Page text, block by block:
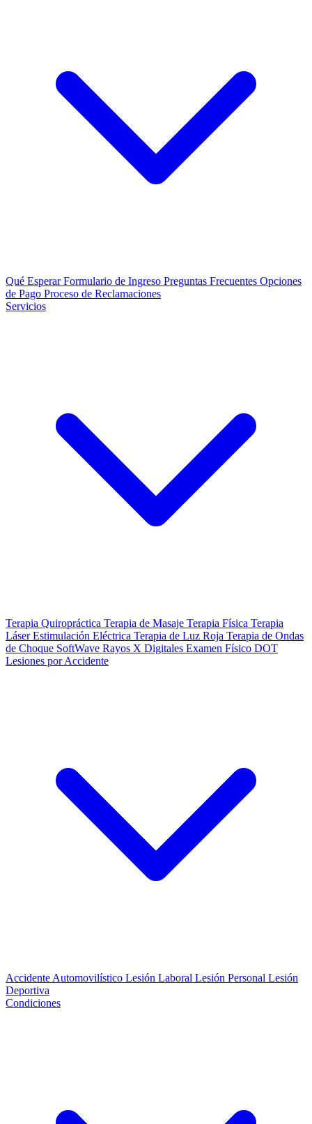
Qué EsperarFormulario de Ingreso Preguntas Frecuentes Opciones
de Pago Proceso de Reclamaciones
Servicios
Terapia Quiropráctica Terapia de Masaje Terapia Física Terapia
LáserEstimulación Eléctrica Terapia de Luz Roja Terapia de Ondas
de Choque SoftWave Rayos X Digitales Examen Físico DOT
Lesiones por Accidente
Accidente Automovilístico Lesión Laboral Lesión Personal Lesión
Deportiva
Condiciones